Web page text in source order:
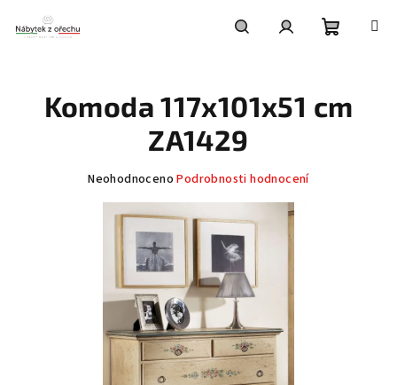
obsah
košík
Komoda 117x101x51 cm
ZA1429
Průměrné
produktu
hvězdiček.
Neohodnoceno Podrobnosti hodnocení